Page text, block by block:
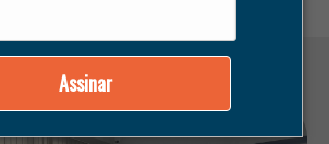
Assinar